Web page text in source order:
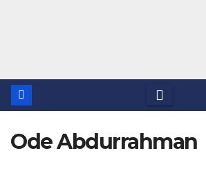
Ode Abdurrahman